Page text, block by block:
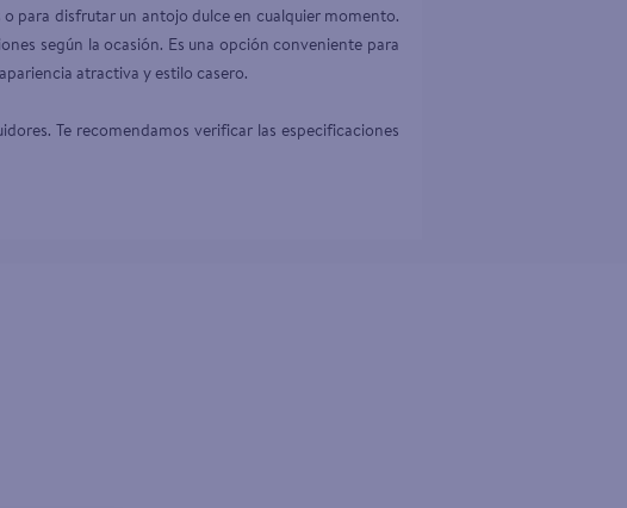
para disfrutar un antojo dulce en cualquier momento.
según la ocasión. Es una opción conveniente para
atractiva y estilo casero.
Te recomendamos verificar las especificaciones